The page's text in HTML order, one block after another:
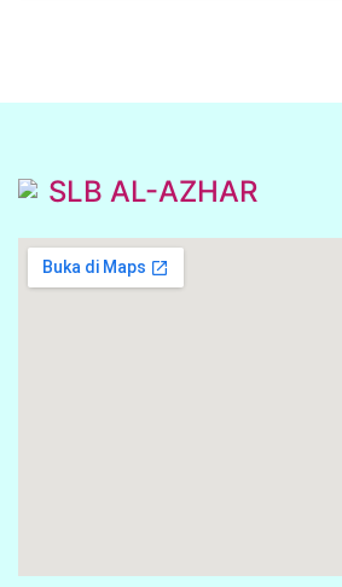
SLB AL-AZHAR